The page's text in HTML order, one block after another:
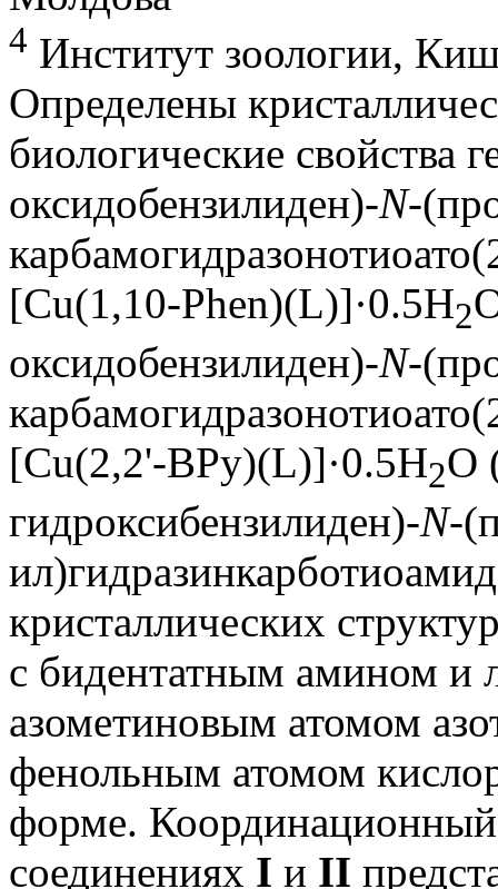
4 Институт зоологии,
Определены
биологические свойства
оксидобензилиден)-N-
[Cu(1,10-Phen)(L)]·0.5H2
оксидобензилиден)-N-
[Cu(2,2'-BPy)(L)]·0.5H2O
гидроксибензилиден)-N-
кристаллических
с бидентатным амином и
азометиновым атомом
фенольным атомом
форме.
соединениях I и II